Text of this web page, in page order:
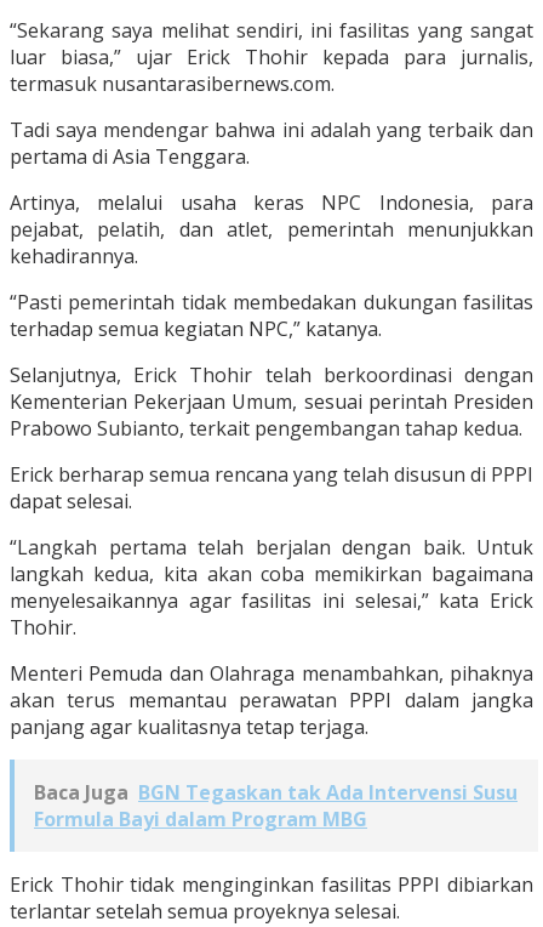
“Sekarang saya melihat sendiri, ini fasilitas yang sangat
luar biasa,” ujar Erick Thohir kepada para jurnalis,
termasuk nusantarasibernews.com.
Tadi saya mendengar bahwa ini adalah yang terbaik dan
pertama di Asia Tenggara.
Artinya, melalui usaha keras NPC Indonesia, para
pejabat, pelatih, dan atlet, pemerintah menunjukkan
kehadirannya.
“Pasti pemerintah tidak membedakan dukungan fasilitas
terhadap semua kegiatan NPC,” katanya.
Selanjutnya, Erick Thohir telah berkoordinasi dengan
Kementerian Pekerjaan Umum, sesuai perintah Presiden
Prabowo Subianto, terkait pengembangan tahap kedua.
Erick berharap semua rencana yang telah disusun di PPPI
dapat selesai.
“Langkah pertama telah berjalan dengan baik. Untuk
langkah kedua, kita akan coba memikirkan bagaimana
menyelesaikannya agar fasilitas ini selesai,” kata Erick
Thohir.
Menteri Pemuda dan Olahraga menambahkan, pihaknya
akan terus memantau perawatan PPPI dalam jangka
panjang agar kualitasnya tetap terjaga.
Baca Juga BGN Tegaskan tak Ada Intervensi Susu
Formula Bayi dalam Program MBG
Erick Thohir tidak menginginkan fasilitas PPPI dibiarkan
terlantar setelah semua proyeknya selesai.